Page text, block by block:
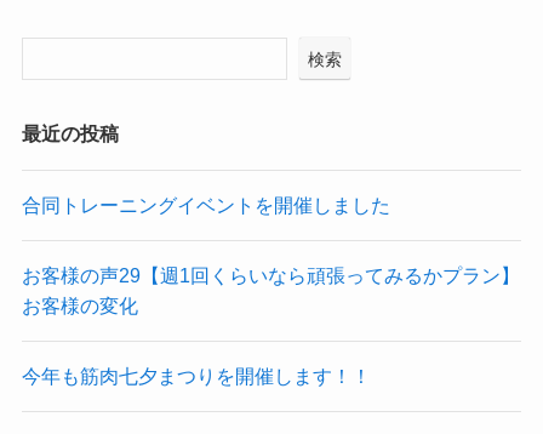
検索
最近の投稿
合同トレーニングイベントを開催しました
お客様の声29【週1回くらいなら頑張ってみるかプラン】
お客様の変化
今年も筋肉七夕まつりを開催します！！